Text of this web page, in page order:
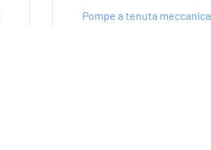
Pompe a tenuta meccanica